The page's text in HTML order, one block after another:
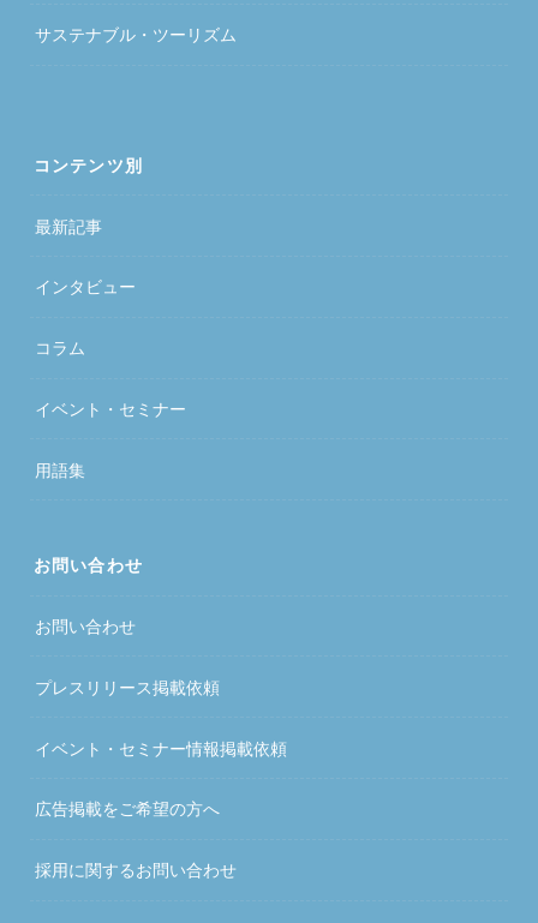
サステナブル・ツーリズム
コンテンツ別
最新記事
インタビュー
コラム
イベント・セミナー
用語集
お問い合わせ
お問い合わせ
プレスリリース掲載依頼
イベント・セミナー情報掲載依頼
広告掲載をご希望の方へ
採用に関するお問い合わせ